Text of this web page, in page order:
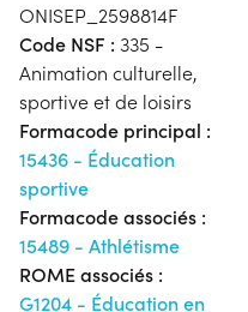
ONISEP_2598814F
Code NSF : 335 -
Animation culturelle,
sportive et de loisirs
Formacode principal :
15436 - Éducation
sportive
Formacode associés :
15489 - Athlétisme
ROME associés :
G1204 - Éducation en